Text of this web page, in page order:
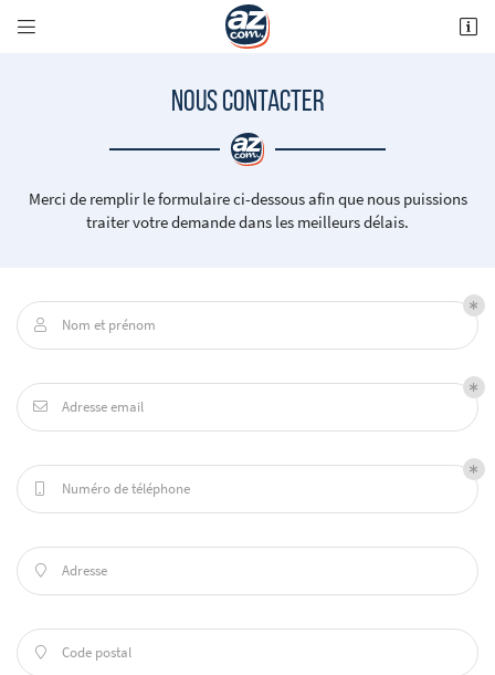
 
 Adresse email de réception
En cochant cette case, vous consentez à recevoir nos propositions commerciales à l'adresse
formulaire de désinscription
NOUS CONTACTER
Merci de remplir le formulaire ci-dessous afin que nous puissions
traiter votre demande dans les meilleurs délais.
 Nom et prénom
 Adresse email
Numéro de téléphone
 Adresse
 Code postal